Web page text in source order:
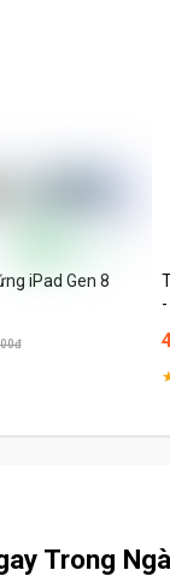
iPad Gen 8
Trong